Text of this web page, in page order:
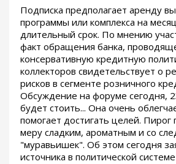
Подписка предполагает аренду
программы или комплекса на
длительный срок. По мнению
факт обращения банка,
консервативную кредитную
коллекторов свидетельствует о
рисков в сегменте розничного
Обсуждение на форуме сегодня,
будет стоить... Она очень
помогает достигать целей. Пирог
меру сладким, ароматным и со
"муравьишек". Об этом сегодня
источника в политической